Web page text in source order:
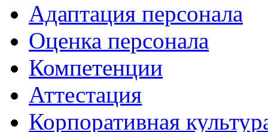
Адаптация персонала
Оценка персонала
Компетенции
Аттестация
Корпоративная